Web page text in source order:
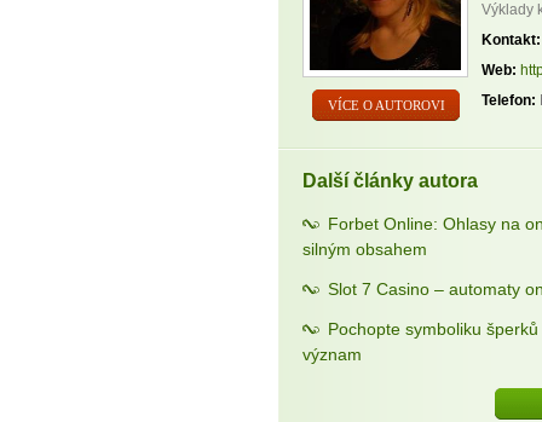
VÍCE O AUTOROVI
Výklady
Kontakt:
Web:
Telefon:
Další články autora
Forbet Online: Ohlasy na
silným obsahem
Slot 7 Casino – automaty
Pochopte symboliku
význam